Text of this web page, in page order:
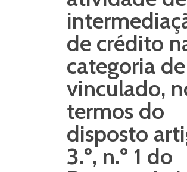
de crédito
categoria de
vinculado,
termos do
disposto
3.º, n.º 1 do